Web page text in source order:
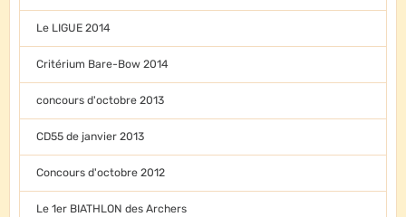
Le LIGUE 2014
Critérium Bare-Bow 2014
concours d'octobre 2013
CD55 de janvier 2013
Concours d'octobre 2012
Le 1er BIATHLON des Archers